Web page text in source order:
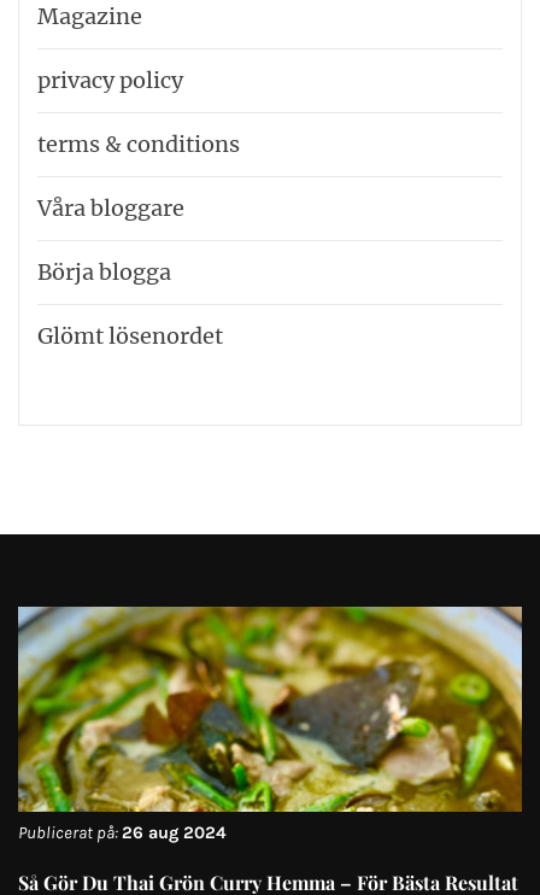
Magazine
privacy policy
terms & conditions
Våra bloggare
Börja blogga
Glömt lösenordet
Publicerat på:26 aug 2024
Så Gör Du Thai Grön Curry Hemma – För Bästa Resultat